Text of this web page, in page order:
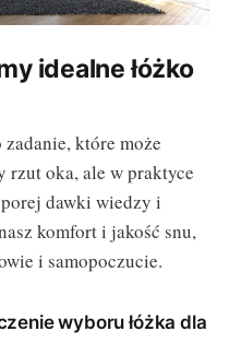
idealne łóżko
które może
rzut oka, ale w praktyce
dawki wiedzy i
komfort i jakość snu,
i samopoczucie.
wyboru łóżka dla